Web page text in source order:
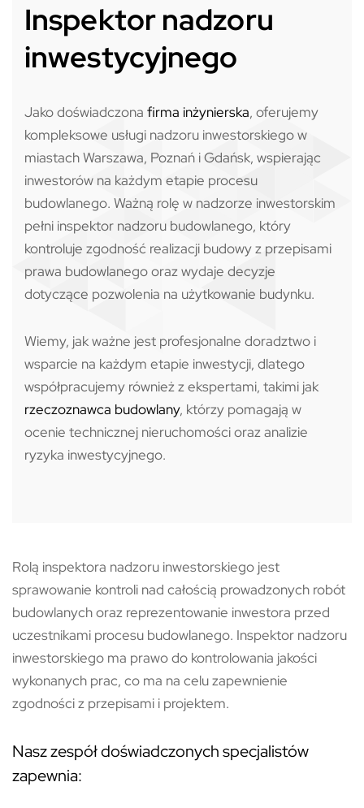
Inspektor nadzoru
inwestycyjnego
Jako doświadczona firma inżynierska, oferujemy
kompleksowe usługi nadzoru inwestorskiego w
miastach Warszawa, Poznań i Gdańsk, wspierając
inwestorów na każdym etapie procesu
budowlanego. Ważną rolę w nadzorze inwestorskim
pełni inspektor nadzoru budowlanego, który
kontroluje zgodność realizacji budowy z przepisami
prawa budowlanego oraz wydaje decyzje
dotyczące pozwolenia na użytkowanie budynku.
Wiemy, jak ważne jest profesjonalne doradztwo i
wsparcie na każdym etapie inwestycji, dlatego
współpracujemy również z ekspertami, takimi jak
rzeczoznawca budowlany, którzy pomagają w
ocenie technicznej nieruchomości oraz analizie
ryzyka inwestycyjnego.
Rolą inspektora nadzoru inwestorskiego jest
sprawowanie kontroli nad całością prowadzonych robót
budowlanych oraz reprezentowanie inwestora przed
uczestnikami procesu budowlanego. Inspektor nadzoru
inwestorskiego ma prawo do kontrolowania jakości
wykonanych prac, co ma na celu zapewnienie
zgodności z przepisami i projektem.
Nasz zespół doświadczonych specjalistów
zapewnia: